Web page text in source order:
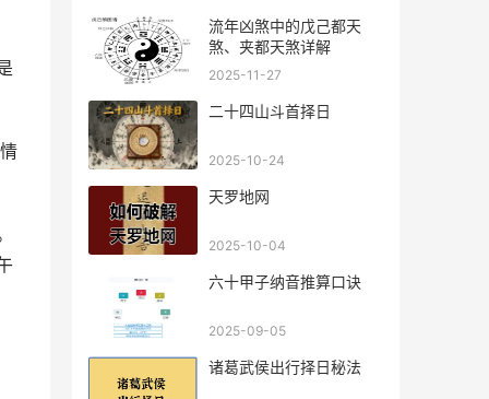
流年凶煞中的戊己都天
煞、夹都天煞详解
2025-11-27
二十四山斗首择日
2025-10-24
天罗地网
2025-10-04
六十甲子纳音推算口诀
2025-09-05
诸葛武侯出行择日秘法